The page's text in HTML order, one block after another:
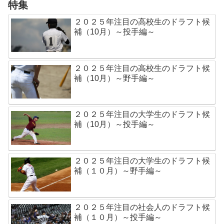
特集
２０２５年注目の高校生のドラフト候
補（10月）～投手編～
２０２５年注目の高校生のドラフト候
補（10月）～野手編～
２０２５年注目の大学生のドラフト候
補（10月）～投手編～
２０２５年注目の大学生のドラフト候
補（１０月）～野手編～
２０２５年注目の社会人のドラフト候
補（１０月）～投手編～